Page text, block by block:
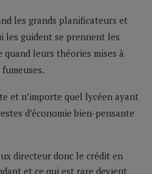
les grands planificateurs et
les guident se prennent les
quand leurs théories mises à
et n’importe quel lycéen ayant
d’économie bien-pensante
directeur donc le crédit en
et ce qui est rare devient